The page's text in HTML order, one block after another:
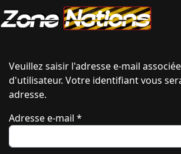
Veuillez saisir l'adresse e-mail
d'utilisateur. Votre identifiant vous
adresse.
Adresse e-mail *